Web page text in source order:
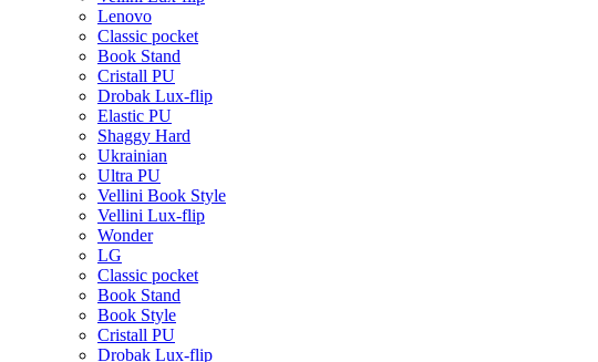
Lenovo
Classic pocket
Book Stand
Cristall PU
Drobak Lux-flip
Elastic PU
Shaggy Hard
Ukrainian
Ultra PU
Vellini Book Style
Vellini Lux-flip
Wonder
LG
Classic pocket
Book Stand
Book Style
Cristall PU
Drobak Lux-flip